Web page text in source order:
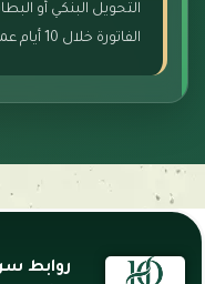
التحويل البنكي أو
الفاتورة خلال 10 أيام عمل.
روابط